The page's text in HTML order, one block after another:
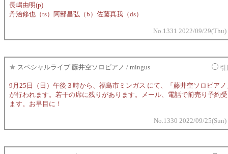
長嶋由明(p)
丹治修也（ts）阿部昌弘（b）佐藤真我（ds）
No.1331 2022/09/
★ スペシャルライブ 藤井空ソロピアノ / mingus 引
9月25日（日）午後３時から、福島市ミンガス にて、「藤井空ソロピア
が行われます。若干の席に残りがあります。メール、電話で前売り予約
ます。お早目に！
No.1330 2022/09/